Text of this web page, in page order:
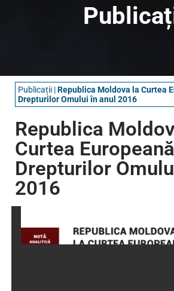
Publicații |Republica Moldova la Curtea
Drepturilor Omului în anul 2016
Republica
Curtea
Drepturilor
2016